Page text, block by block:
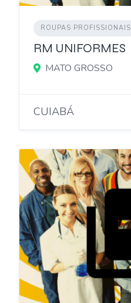
ROUPAS PROFISSIONAIS
RM UNIFORMES
MATO GROSSO
CUIABÁ